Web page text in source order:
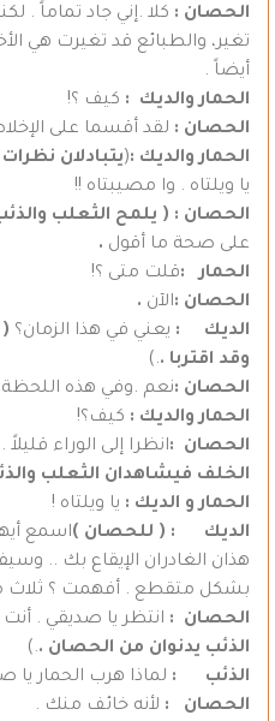
الحصان : كلا .إني جاد تماماً .
تغير، والطبائع قد تغيرت هي
أيضاً .
الحمار والديك : كيف ؟!
الحصان : لقد أقسما على
الحمار والديك :(يتبادلان
يا ويلتاه . وا مصيبتاه !!
الحصان : ( يلمح الثعلب
على صحة ما أقول .
الحمار :قلت متى ؟!
الحصان :الآن .
الديك
: يعني في هذا الزمان؟
وقد اقتربا ..)
الحصان :نعم .وفي هذه اللحظة
الحمار والديك : كيف؟!
الحصان :انظرا إلى الوراء قليلاً .
الخلف فيشاهدان الثعلب
الحمار و الديك : يا ويلتاه !
الديك : ( للحصان )اسمع
هذان الغادران الإيقاع بك ..
بشكل متقطع . أفهمت ؟ ثلاث
الحصان : انتظر يا صديقي . أنت
الذئب يدنوان من الحصان ..)
الذئب : لماذا هرب الحمار يا
الحصان : لأنه خائف منك .